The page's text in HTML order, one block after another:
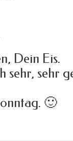
Dein Eis.
sehr, sehr
🙂